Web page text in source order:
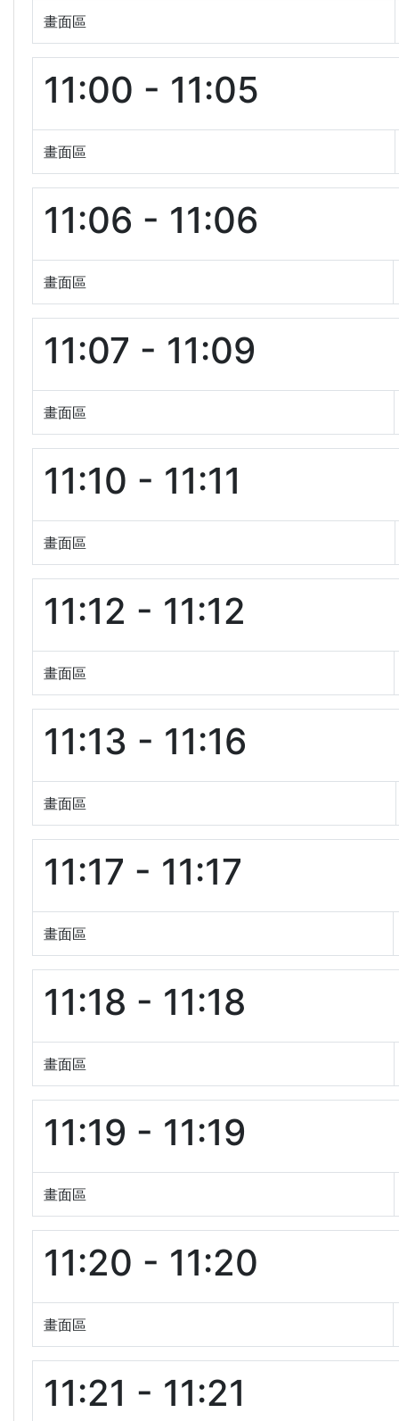
畫面區
11:00 - 11:05
畫面區
11:06 - 11:06
畫面區
11:07 - 11:09
畫面區
11:10 - 11:11
畫面區
11:12 - 11:12
畫面區
11:13 - 11:16
畫面區
11:17 - 11:17
畫面區
11:18 - 11:18
畫面區
11:19 - 11:19
畫面區
11:20 - 11:20
畫面區
11:21 - 11:21